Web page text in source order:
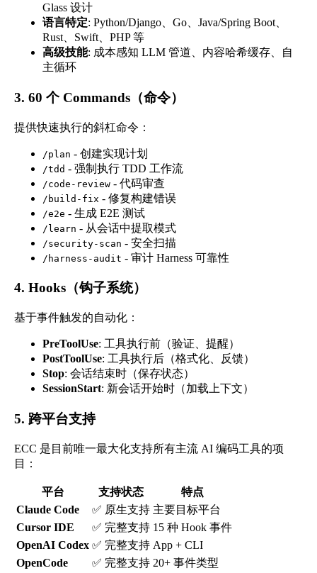
Glass 设计
语言特定: Python/Django、Go、Java/Spring Boot、
Rust、Swift、PHP 等
高级技能: 成本感知 LLM 管道、内容哈希缓存、自
主循环
3. 60 个 Commands（命令）
提供快速执行的斜杠命令：
/plan - 创建实现计划
/tdd - 强制执行 TDD 工作流
/code-review - 代码审查
/build-fix - 修复构建错误
/e2e - 生成 E2E 测试
/learn - 从会话中提取模式
/security-scan - 安全扫描
/harness-audit - 审计 Harness 可靠性
4. Hooks（钩子系统）
基于事件触发的自动化：
PreToolUse: 工具执行前（验证、提醒）
PostToolUse: 工具执行后（格式化、反馈）
Stop: 会话结束时（保存状态）
SessionStart: 新会话开始时（加载上下文）
5. 跨平台支持
ECC 是目前唯一最大化支持所有主流 AI 编码工具的项
目：
平台 支持状态
特点
Claude Code
✅ 原生支持 主要目标平台
Cursor IDE
✅ 完整支持 15 种 Hook 事件
OpenAI Codex ✅ 完整支持 App + CLI
OpenCode
✅ 完整支持 20+ 事件类型